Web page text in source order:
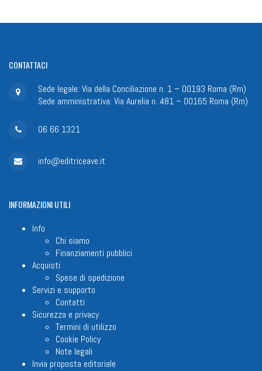
CONTATTACI
Sede legale: Via della Conciliazione n. 1 – 00193 Roma (Rm)
Sede amministrativa: Via Aurelia n. 481 – 00165 Roma (Rm)
06 66 1321
info@editriceave.it
INFORMAZIONIUTILI
Info
Chi siamo
Finanziamenti pubblici
Acquisti
Spese di spedizione
Servizi e supporto
Contatti
Sicurezza e privacy
Termini di utilizzo
Cookie Policy
Note legali
Invia proposta editoriale